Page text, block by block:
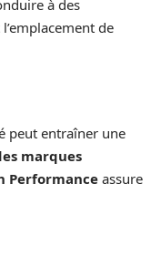
à des
de
peut entraîner une
marques
Performance assure